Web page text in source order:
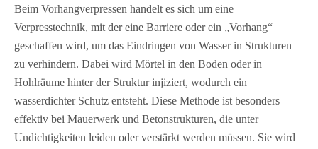
Beim Vorhangverpressen handelt es sich um eine
Verpresstechnik, mit der eine Barriere oder ein „Vorhang“
geschaffen wird, um das Eindringen von Wasser in Strukturen
zu verhindern. Dabei wird Mörtel in den Boden oder in
Hohlräume hinter der Struktur injiziert, wodurch ein
wasserdichter Schutz entsteht. Diese Methode ist besonders
effektiv bei Mauerwerk und Betonstrukturen, die unter
Undichtigkeiten leiden oder verstärkt werden müssen. Sie wird